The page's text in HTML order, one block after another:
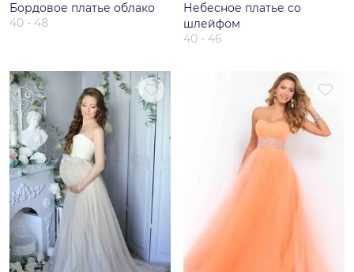
Бордовое платье облако
40 - 48
Небесное платье со
шлейфом
40 - 46